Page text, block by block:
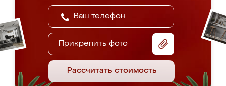
Прикрепить фото
Рассчитать стоимость